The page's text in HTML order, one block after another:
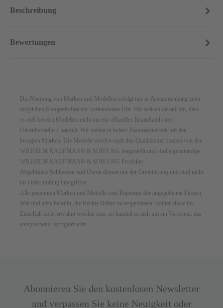
Beschreibung
Bewertungen
Die Nennung von Marken und Modellen erfolgt nur in Zusammenhang einer
möglichen Kompatibilität zur vorhandenen Uhr. Wir weisen darauf hin, dass
es sich bei den Modellen nicht um ein offizielles Ersatzband eines
Uhrenherstellers handelt. Wir stehen in keiner Zusammenarbeit mit den
besagten Marken. Die Modelle werden nach den Qualitätsmerkmalen von der
WILHELM KAUFMANN & SOHN KG hergestellt und sind eigenständige
WILHELM KAUFMANN & SOHN KG Produkte.
Abgebildete Schliessen und Uhren dienen nur der Orientierung und sind nicht
im Lieferumfang inbegriffen.
Alle genannten Marken und Modelle sind Eigentum der angegebenen Firmen.
Wir sind stets bemüht, die Rechte Dritter zu respektieren. Sollten diese im
Einzelfall nicht erwähnt worden sein, so handelt es sich um ein Versehen, das
entsprechend korrigiert wird.
Abonnieren Sie den kostenlosen Newsletter
und verpassen Sie keine Neuigkeit oder